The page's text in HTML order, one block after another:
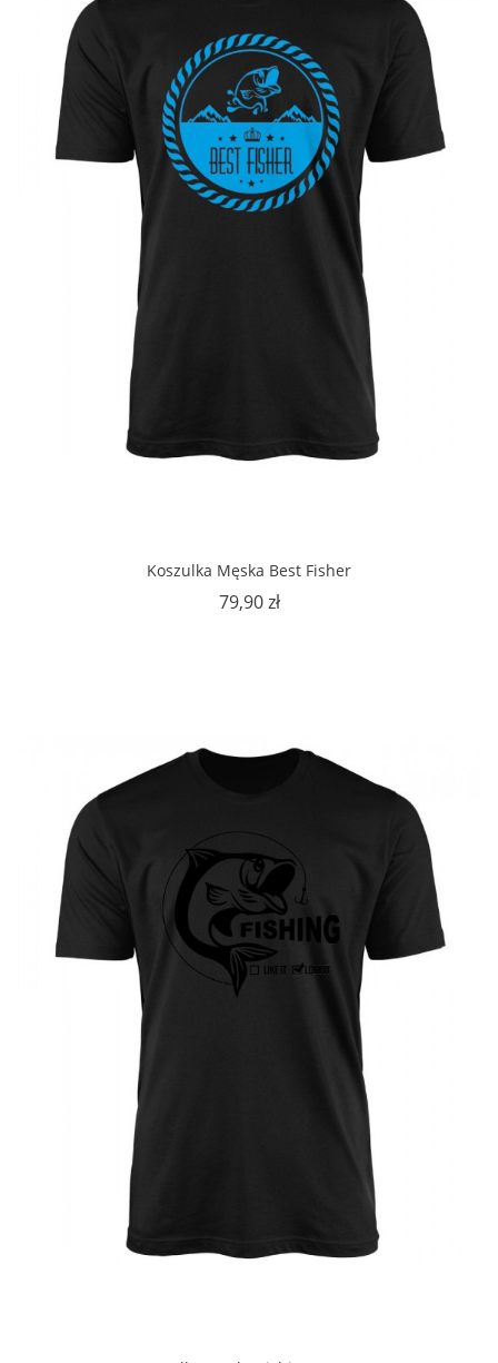
Koszulka Męska Best Fisher
79,90 złCena